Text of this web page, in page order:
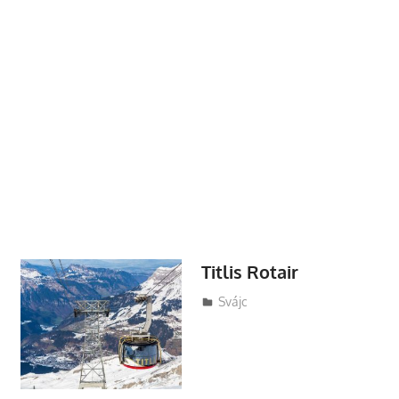
Titlis Rotair
Utazasok.org
Svájc